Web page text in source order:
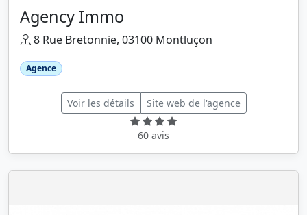
Agency Immo
8 Rue Bretonnie, 03100 Montluçon
Agence
Voir les détails Site web de l'agence
60 avis